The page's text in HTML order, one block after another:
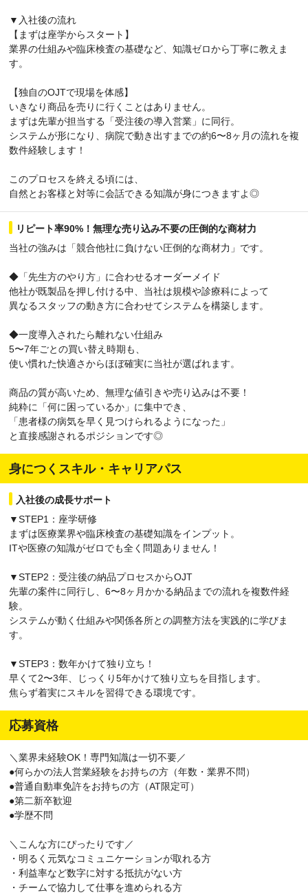
▼入社後の流れ
【まずは座学からスタート】
業界の仕組みや臨床検査の基礎など、知識ゼロから丁寧に教えま
す。
【独自のOJTで現場を体感】
いきなり商品を売りに行くことはありません。
まずは先輩が担当する「受注後の導入営業」に同行。
システムが形になり、病院で動き出すまでの約6〜8ヶ月の流れを複
数件経験します！
このプロセスを終える頃には、
自然とお客様と対等に会話できる知識が身につきますよ◎
リピート率90%！無理な売り込み不要の圧倒的な商材力
当社の強みは「競合他社に負けない圧倒的な商材力」です。
◆「先生方のやり方」に合わせるオーダーメイド
他社が既製品を押し付ける中、当社は規模や診療科によって
異なるスタッフの動き方に合わせてシステムを構築します。
◆一度導入されたら離れない仕組み
5〜7年ごとの買い替え時期も、
使い慣れた快適さからほぼ確実に当社が選ばれます。
商品の質が高いため、無理な値引きや売り込みは不要！
純粋に「何に困っているか」に集中でき、
「患者様の病気を早く見つけられるようになった」
と直接感謝されるポジションです◎
身につくスキル・キャリアパス
入社後の成長サポート
▼STEP1：座学研修
まずは医療業界や臨床検査の基礎知識をインプット。
ITや医療の知識がゼロでも全く問題ありません！
▼STEP2：受注後の納品プロセスからOJT
先輩の案件に同行し、6〜8ヶ月かかる納品までの流れを複数件経
験。
システムが動く仕組みや関係各所との調整方法を実践的に学びま
す。
▼STEP3：数年かけて独り立ち！
早くて2〜3年、じっくり5年かけて独り立ちを目指します。
焦らず着実にスキルを習得できる環境です。
応募資格
＼業界未経験OK！専門知識は一切不要／
●何らかの法人営業経験をお持ちの方（年数・業界不問）
●普通自動車免許をお持ちの方（AT限定可）
●第二新卒歓迎
●学歴不問
＼こんな方にぴったりです／
・明るく元気なコミュニケーションが取れる方
・利益率など数字に対する抵抗がない方
・チームで協力して仕事を進められる方